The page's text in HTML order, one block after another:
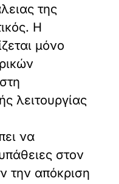
της
Η
μόνο
λειτουργίας
να
στον
την απόκριση